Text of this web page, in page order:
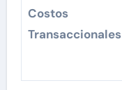
Costos
Transaccionales